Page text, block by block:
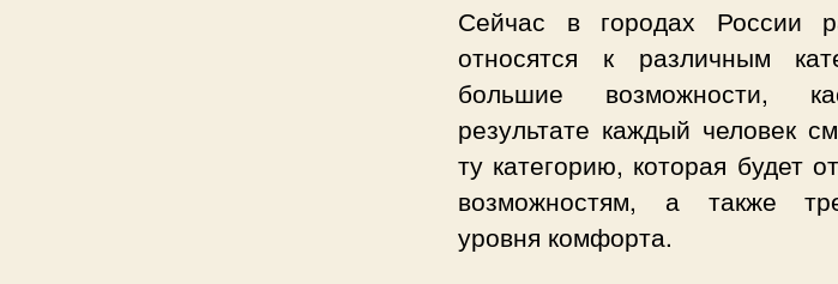
Сейчас в городах России
относятся к различным
большие возможности,
результате каждый человек
ту категорию, которая будет
возможностям, а также
уровня комфорта.